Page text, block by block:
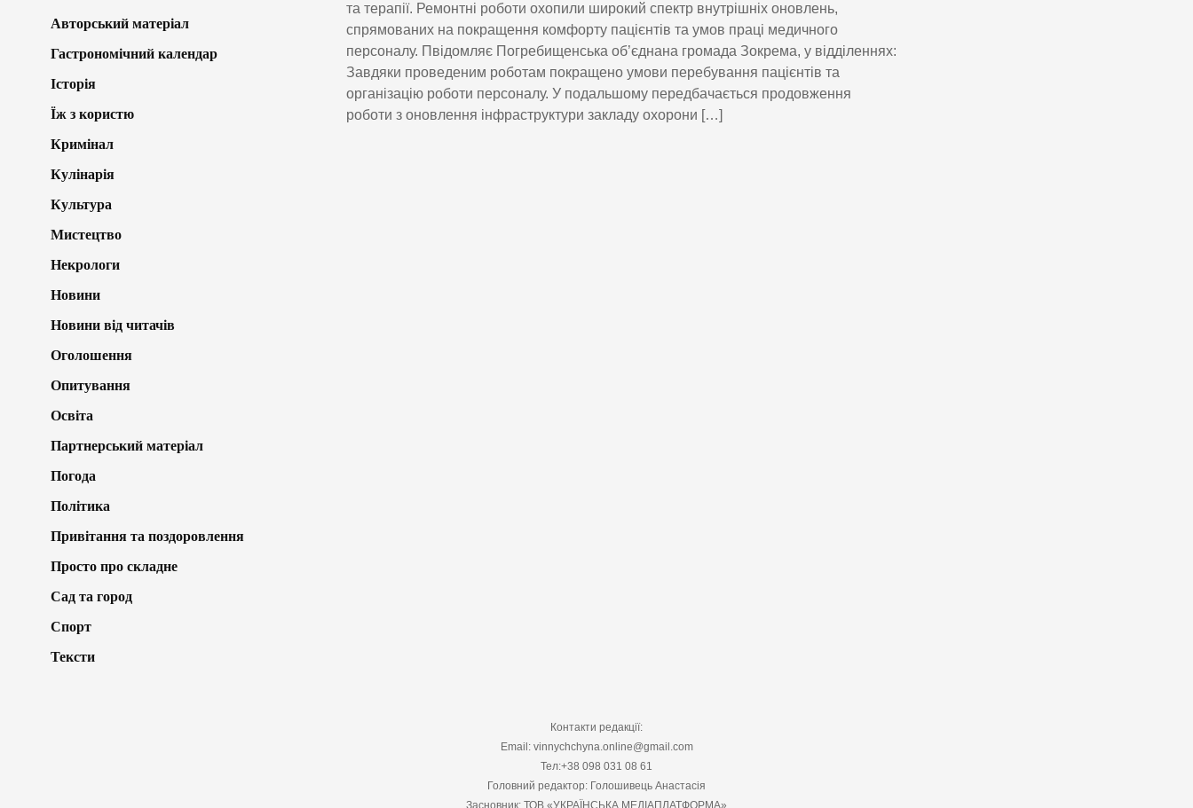
та терапії. Ремонтні роботи охопили широкий спектр внутрішніх оновлень,
спрямованих на покращення комфорту пацієнтів та умов праці медичного
персоналу. Пвідомляє Погребищенська об’єднана громада Зокрема, у відділеннях:
Завдяки проведеним роботам покращено умови перебування пацієнтів та
організацію роботи персоналу. У подальшому передбачається продовження
роботи з оновлення інфраструктури закладу охорони […]
Авторський матеріал
Гастрономічний календар
Історія
Їж з користю
Кримінал
Кулінарія
Культура
Мистецтво
Некрологи
Новини
Новини від читачів
Оголошення
Опитування
Освіта
Партнерський матеріал
Погода
Політика
Привітання та поздоровлення
Просто про складне
Сад та город
Спорт
Тексти
Контакти редакції:
Email: vinnychchyna.online@gmail.com
Тел:+38 098 031 08 61
Головний редактор: Голошивець Анастасія
Засновник: ТОВ «УКРАЇНСЬКА МЕДІАПЛАТФОРМА»